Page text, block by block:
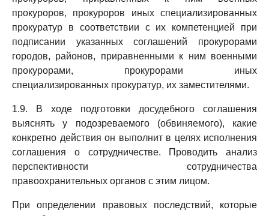
прокуроров, прокуроров иных специализированных
прокуратур в соответствии с их компетенцией при
подписании указанных соглашений прокурорами
городов, районов, приравненными к ним военными
прокурорами, прокурорами иных
специализированных прокуратур, их заместителями.
1.9. В ходе подготовки досудебного соглашения
выяснять у подозреваемого (обвиняемого), какие
конкретно действия он выполнит в целях исполнения
соглашения о сотрудничестве. Проводить анализ
перспективности сотрудничества
правоохранительных органов с этим лицом.
При определении правовых последствий, которые